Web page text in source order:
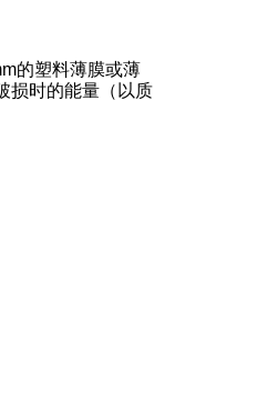
的塑料薄膜或薄
损时的能量（以质